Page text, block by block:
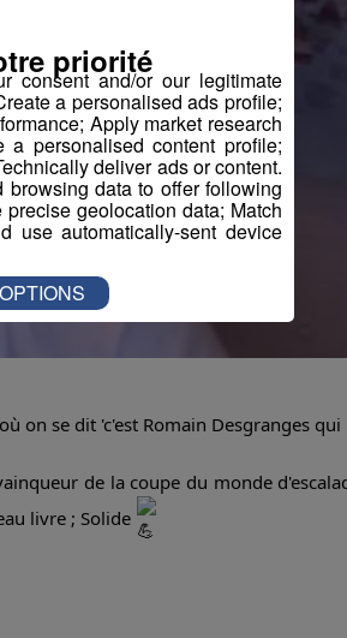
on se dit 'c'est Romain Desgranges qui
de la coupe du monde
livre ; Solide
consent and/or our legitimate
a personalised ads profile;
Apply market research
personalised content profile;
deliver ads or content.
data to offer following
geolocation data; Match
use automatically-sent device
priorité